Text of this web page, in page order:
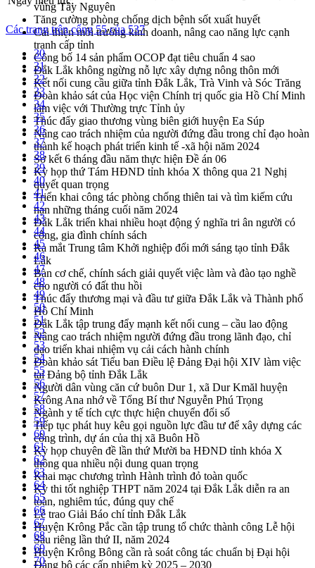
vùng Tây Nguyên
Tăng cường phòng chống dịch bệnh sốt xuất huyết
Cải thiện môi trường kinh doanh, nâng cao năng lực cạnh
tranh cấp tỉnh
Công bố 14 sản phẩm OCOP đạt tiêu chuẩn 4 sao
Đắk Lắk không ngừng nỗ lực xây dựng nông thôn mới
Kết nối cung cầu giữa tỉnh Đắk Lắk, Trà Vinh và Sóc Trăng
Đoàn khảo sát của Học viện Chính trị quốc gia Hồ Chí Minh
làm việc với Thường trực Tỉnh ủy
Thúc đẩy giao thương vùng biên giới huyện Ea Súp
Nâng cao trách nhiệm của người đứng đầu trong chỉ đạo hoàn
thành kế hoạch phát triển kinh tế -xã hội năm 2024
Sơ kết 6 tháng đầu năm thực hiện Đề án 06
Kỳ họp thứ Tám HĐND tỉnh khóa X thông qua 21 Nghị
quyết quan trọng
Triển khai công tác phòng chống thiên tai và tìm kiếm cứu
nạn những tháng cuối năm 2024
Đắk Lắk triển khai nhiều hoạt động ý nghĩa tri ân người có
công, gia đình chính sách
Ra mắt Trung tâm Khởi nghiệp đổi mới sáng tạo tỉnh Đắk
Lắk
Bàn cơ chế, chính sách giải quyết việc làm và đào tạo nghề
cho người có đất thu hồi
Thúc đẩy thương mại và đầu tư giữa Đắk Lắk và Thành phố
Hồ Chí Minh
Đắk Lắk tập trung đẩy mạnh kết nối cung – cầu lao động
Nâng cao trách nhiệm người đứng đầu trong lãnh đạo, chỉ
đạo triển khai nhiệm vụ cải cách hành chính
Đoàn khảo sát Tiểu ban Điều lệ Đảng Đại hội XIV làm việc
tại Đảng bộ tỉnh Đắk Lắk
Người dân vùng căn cứ buôn Dur 1, xã Dur Kmăl huyện
Krông Ana nhớ về Tổng Bí thư Nguyễn Phú Trọng
Ngành y tế tích cực thực hiện chuyển đổi số
Tiếp tục phát huy kêu gọi nguồn lực đầu tư để xây dựng các
công trình, dự án của thị xã Buôn Hồ
Kỳ họp chuyên đề lần thứ Mười ba HĐND tỉnh khóa X
thông qua nhiều nội dung quan trọng
Khai mạc chương trình Hành trình đỏ toàn quốc
Kỳ thi tốt nghiệp THPT năm 2024 tại Đắk Lắk diễn ra an
toàn, nghiêm túc, đúng quy chế
Lễ trao Giải Báo chí tỉnh Đắk Lắk
Huyện Krông Pắc cần tập trung tổ chức thành công Lễ hội
Sầu riêng lần thứ II, năm 2024
Huyện Krông Bông cần rà soát công tác chuẩn bị Đại hội
Đảng bộ các cấp nhiệm kỳ 2025 – 2030
Các trang trên cổng 55 của 537
30
31
32
33
34
35
36
37
38
39
40
41
42
43
44
45
46
47
48
49
50
51
52
53
54
55
56
57
58
59
60
61
62
63
64
65
66
67
68
69
70